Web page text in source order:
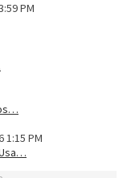
PM
1:15 PM